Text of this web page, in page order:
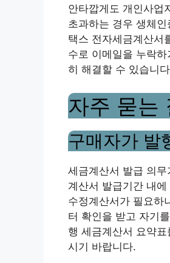
안타깝게도 개인사업
초과하는 경우 생체
택스 전자세금계산서
수로 이메일을 누락
히 해결할 수 있습니
자주 묻는
구매자가 발
세금계산서 발급 의
계산서 발급기간 내
수정계산서가 필요하
터 확인을 받고 자기
행 세금계산서 요약
시기 바랍니다.